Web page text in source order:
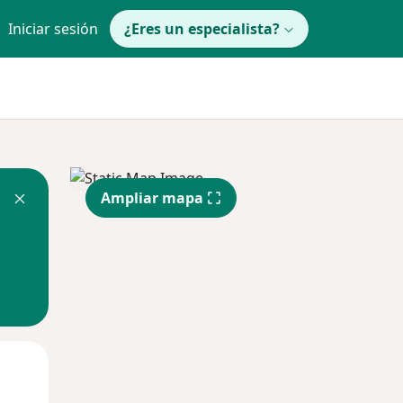
Iniciar sesión ¿Eres un especialista?
Ampliar mapa